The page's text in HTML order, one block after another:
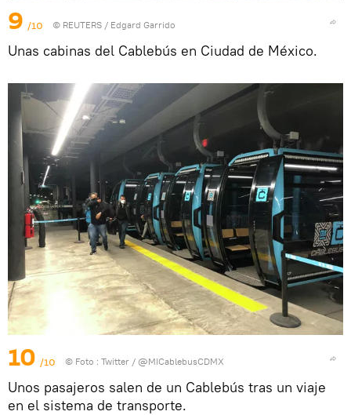
9 /10 © REUTERS / Edgard Garrido
Unas cabinas del Cablebús en Ciudad de México.
10 /10 © Foto : Twitter / @MICablebusCDMX
Unos pasajeros salen de un Cablebús tras un viaje
en el sistema de transporte.